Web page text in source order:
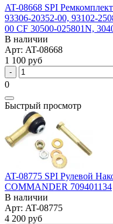
AT-08668 SPI
93306-20352-00, 93102-
00 CF 30500-025801N,
В наличии
Арт: AT-08668
1 100 руб
0
Быстрый просмотр
AT-08775 SPI Рулевой
COMMANDER 709401134
В наличии
Арт: AT-08775
4 200 руб